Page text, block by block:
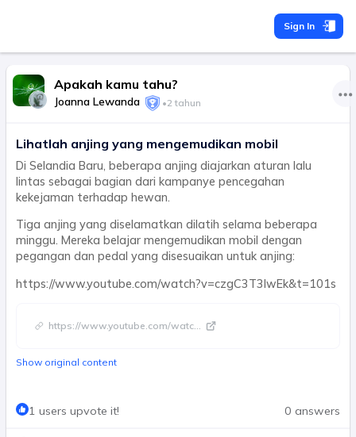
Sign In
Apakah kamu tahu?
Joanna Lewanda •2 tahun
Lihatlah anjing yang mengemudikan mobil
Di Selandia Baru, beberapa anjing diajarkan aturan lalu
lintas sebagai bagian dari kampanye pencegahan
kekejaman terhadap hewan.
Tiga anjing yang diselamatkan dilatih selama beberapa
minggu. Mereka belajar mengemudikan mobil dengan
pegangan dan pedal yang disesuaikan untuk anjing:
https://www.youtube.com/watch?v=czgC3T3lwEk&t=101s
https://www.youtube.com/watc...
Show original content
1 users upvote it! 0 answers